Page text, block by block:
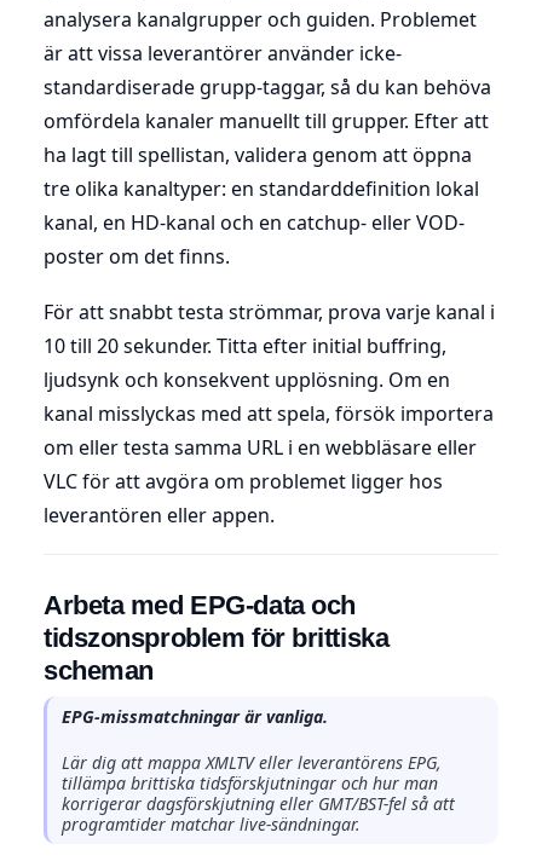
analysera kanalgrupper och guiden. Problemet
är att vissa leverantörer använder icke-
standardiserade grupp-taggar, så du kan behöva
omfördela kanaler manuellt till grupper. Efter att
ha lagt till spellistan, validera genom att öppna
tre olika kanaltyper: en standarddefinition lokal
kanal, en HD-kanal och en catchup- eller VOD-
poster om det finns.
För att snabbt testa strömmar, prova varje kanal i
10 till 20 sekunder. Titta efter initial buffring,
ljudsynk och konsekvent upplösning. Om en
kanal misslyckas med att spela, försök importera
om eller testa samma URL i en webbläsare eller
VLC för att avgöra om problemet ligger hos
leverantören eller appen.
Arbeta med EPG-data och
tidszonsproblem för brittiska
scheman
EPG-missmatchningar är vanliga.
Lär dig att mappa XMLTV eller leverantörens EPG,
tillämpa brittiska tidsförskjutningar och hur man
korrigerar dagsförskjutning eller GMT/BST-fel så att
programtider matchar live-sändningar.